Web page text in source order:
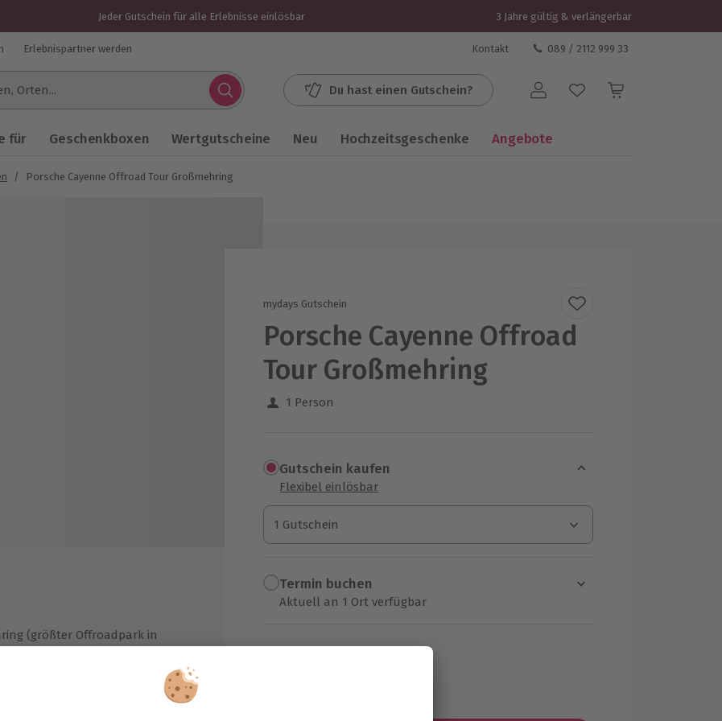
Jeder Gutschein für alle Erlebnisse einlösbar 3 Jahre gültig & verlängerbar
Erlebnispartner werden Kontakt 089 / 2112 999 33
Du hast einen Gutschein? Benutzerkonto
für Geschenkboxen Wertgutscheine Neu Hochzeitsgeschenke Angebote
/ Porsche Cayenne Offroad Tour Großmehring
mydays Gutschein
Porsche Cayenne Offroad
Tour Großmehring
1 Person
Gutschein kaufen
Flexibel einlösbar
1 Gutschein
1 Gutschein
1 Gutschein
Termin buchen
Aktuell an 1 Ort verfügbar
(größter Offroadpark in
Höhe von 5.000 €